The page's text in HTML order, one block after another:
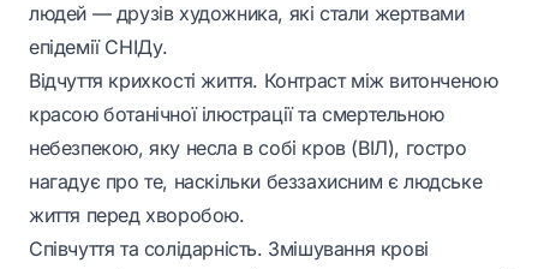
людей — друзів художника, які стали жертвами
епідемії СНІДу.
Відчуття крихкості життя. Контраст між витонченою
красою ботанічної ілюстрації та смертельною
небезпекою, яку несла в собі кров (ВІЛ), гостро
нагадує про те, наскільки беззахисним є людське
життя перед хворобою.
Співчуття та солідарність. Змішування крові